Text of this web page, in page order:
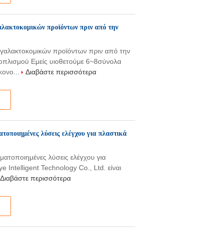
προϊόντων πριν από την
προϊόντων πριν από την
Εμείς υιοθετούμε 6~8σύνολα
Διαβάστε περισσότερα
λύσεις ελέγχου για πλαστικά
λύσεις ελέγχου για
Intelligent Technology Co., Ltd. είναι
Διαβάστε περισσότερα